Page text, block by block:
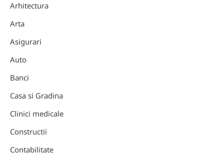
Arhitectura
Arta
Asigurari
Auto
Banci
Casa si Gradina
Clinici medicale
Constructii
Contabilitate